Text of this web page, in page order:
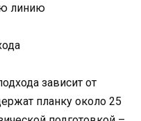
линию
зависит от
планку около 25